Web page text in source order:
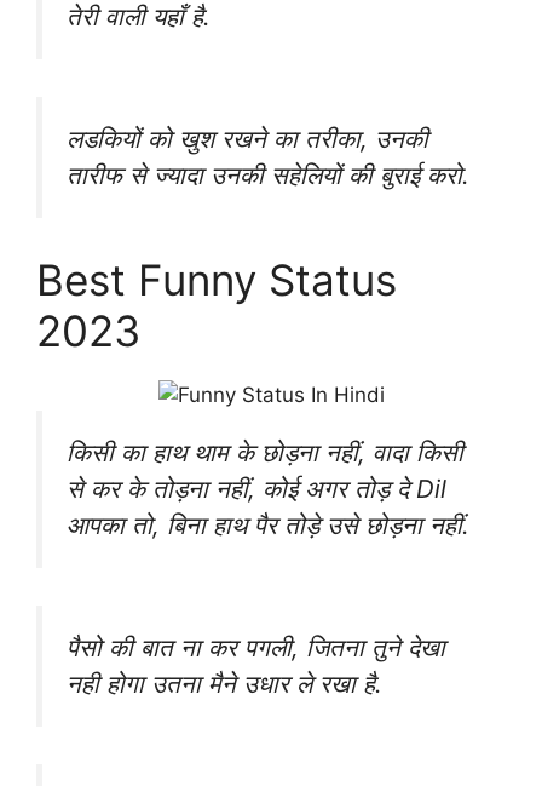
तेरी वाली यहाँ है.
लडकियों को खुश रखने का तरीका, उनकी
तारीफ से ज्यादा उनकी सहेलियों की बुराई करो.
Best Funny Status
2023
किसी का हाथ थाम के छोड़ना नहीं, वादा किसी
से कर के तोड़ना नहीं, कोई अगर तोड़ दे Dil
आपका तो, बिना हाथ पैर तोड़े उसे छोड़ना नहीं.
पैसो की बात ना कर पगली, जितना तुने देखा
नही होगा उतना मैने उधार ले रखा है.